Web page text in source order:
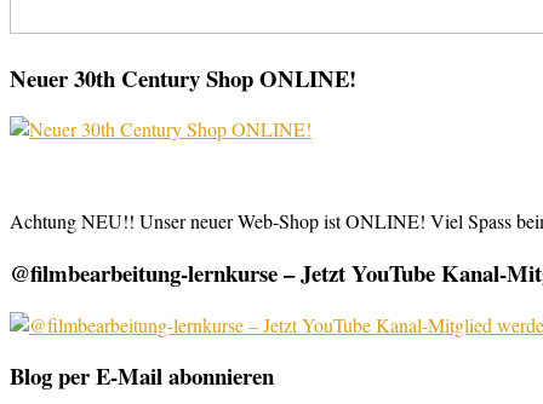
Neuer 30th Century Shop ONLINE!
Achtung NEU!! Unser neuer Web-Shop ist ONLINE! Viel Spass
@filmbearbeitung-lernkurse – Jetzt YouTube Kanal-
Blog per E-Mail abonnieren